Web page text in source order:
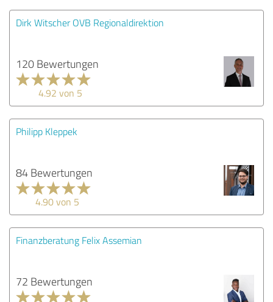
Dirk Witscher OVB Regionaldirektion
120 Bewertungen
4.92 von 5
Philipp Kleppek
84 Bewertungen
4.90 von 5
Finanzberatung Felix Assemian
72 Bewertungen